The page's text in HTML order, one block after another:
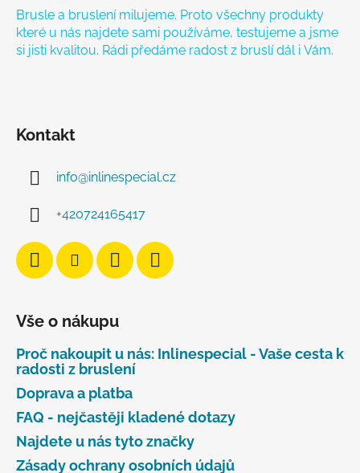
Brusle a bruslení milujeme. Proto všechny produkty
které u nás najdete sami používáme, testujeme a jsme
si jisti kvalitou. Rádi předáme radost z bruslí dál i Vám.
Kontakt
info@inlinespecial.cz
+420724165417
Vše o nákupu
Proč nakoupit u nás: Inlinespecial - Vaše cesta k
radosti z bruslení
Doprava a platba
FAQ - nejčastěji kladené dotazy
Najdete u nás tyto značky
Zásady ochrany osobních údajů